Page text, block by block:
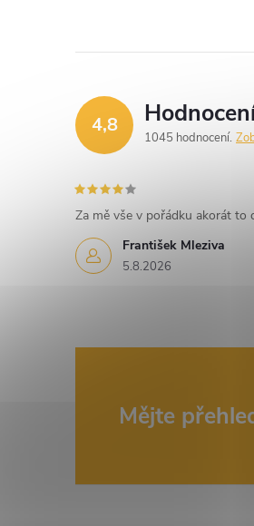
4,8
1045 hodnocení
František Mleziva
5.8.2026
Za mě vše v pořádku akorát to
Mějte